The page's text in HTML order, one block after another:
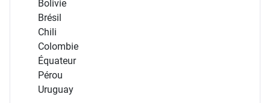
Bolivie
Brésil
Chili
Colombie
Équateur
Pérou
Uruguay